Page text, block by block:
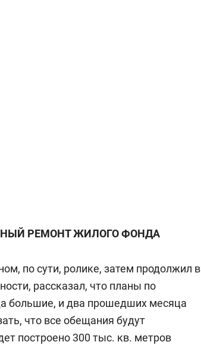
РЕМОНТ ЖИЛОГО ФОНДА
по сути, ролике, затем продолжил в
рассказал, что планы по
большие, и два прошедших месяца
что все обещания будут
построено 300 тыс. кв. метров